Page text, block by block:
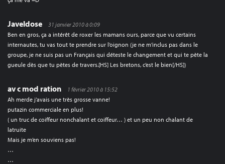
Javeldose
31 janvier 2010 à 0:09
Ben en gros, ça a intérêt de roxer les mamans ours, parce que vu certains
internautes, tu vas tout te prendre sur l’oignon (je ne m’inclus pas dans le
groupe, je ne suis pas un Français qui déteste le changement et qui te pète la
gueule dès que tu pètes de travers.[HS] Les bretons, c’est le bien[/HS])
av c mod ration
1 février 2010 à 15:52
Ah merde j’avais une très grosse vanne!
putazin commerciale en plus!
( un truc de coiffeur nonchalant et coiffeur… ) et un peu non chalant de
latruite
Mais je m’en souviens pas!
…
…